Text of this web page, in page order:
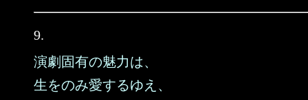
9.
演劇固有の魅力は、
生をのみ愛するゆえ、